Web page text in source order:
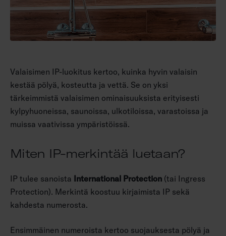
Valaisimen IP-luokitus kertoo, kuinka hyvin valaisin
kestää pölyä, kosteutta ja vettä. Se on yksi
tärkeimmistä valaisimen ominaisuuksista erityisesti
kylpyhuoneissa, saunoissa, ulkotiloissa, varastoissa ja
muissa vaativissa ympäristöissä.
Miten IP-merkintää luetaan?
IP tulee sanoista International Protection (tai Ingress
Protection). Merkintä koostuu kirjaimista IP sekä
kahdesta numerosta.
Ensimmäinen numeroista kertoo suojauksesta pölyä ja